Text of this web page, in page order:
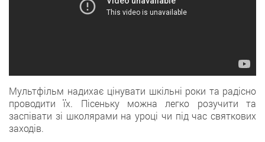
Мультфільм надихає цінувати шкільні роки та радісно
проводити їх. Пісеньку можна легко розучити та
заспівати зі школярами на уроці чи під час святкових
заходів.